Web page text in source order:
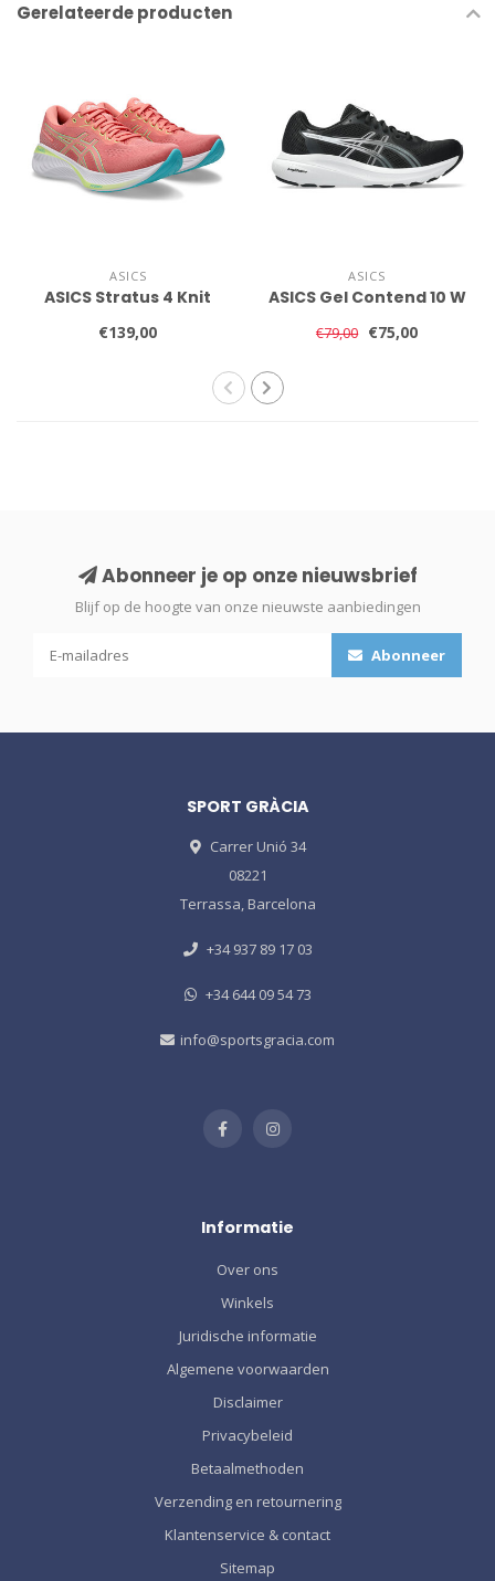
Gerelateerde producten
ASICS
ASICS Stratus 4 Knit
€139,00
ASICS
ASICS Gel Contend 10 W
€79,00 €75,00
Abonneer je op onze nieuwsbrief
Blijf op de hoogte van onze nieuwste aanbiedingen
Abonneer
SPORT GRÀCIA
Carrer Unió 34
08221
Terrassa, Barcelona
+34 937 89 17 03
+34 644 09 54 73
info@sportsgracia.com
Informatie
Over ons
Winkels
Juridische informatie
Algemene voorwaarden
Disclaimer
Privacybeleid
Betaalmethoden
Verzending en retournering
Klantenservice & contact
Sitemap